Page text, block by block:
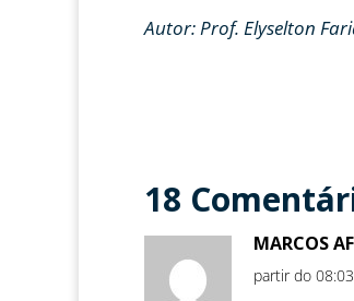
Autor: Prof. Elyselton
18
MARCOS
partir do 08:03